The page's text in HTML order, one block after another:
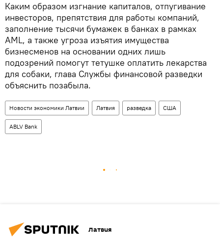
Каким образом изгнание капиталов, отпугивание
инвесторов, препятствия для работы компаний,
заполнение тысячи бумажек в банках в рамках
AML, а также угроза изъятия имущества
бизнесменов на основании одних лишь
подозрений помогут тетушке оплатить лекарства
для собаки, глава Службы финансовой разведки
объяснить позабыла.
Новости экономики Латвии Латвия разведка США
ABLV Bank
Латвия